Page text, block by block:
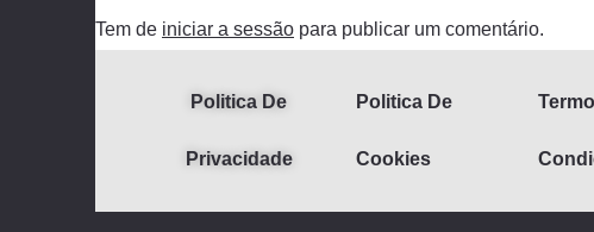
Tem de iniciar a sessão para publicar um comentário.
Politica De
Privacidade
Politica De
Cookies